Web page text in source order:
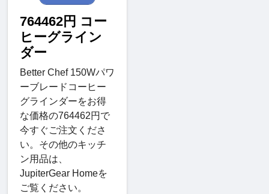
764462円 コー
ヒーグライン
ダー
Better Chef 150Wパワ
ーブレードコーヒー
グラインダーをお得
な価格の764462円で
今すぐご注文くださ
い。その他のキッチ
ン用品は、
JupiterGear Homeを
ご覧ください。